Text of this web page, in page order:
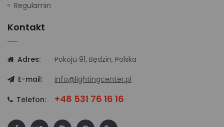
Regulamin
Kontakt
Adres:
Pokoju 91, Będzin, Polska
E-mail:
info@lightingcenter.pl
Telefon: +48 531 76 16 16